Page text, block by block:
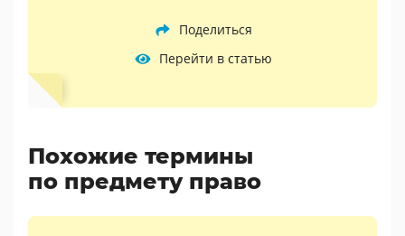
Поделиться
Перейти в статью
Похожие термины
по предмету право